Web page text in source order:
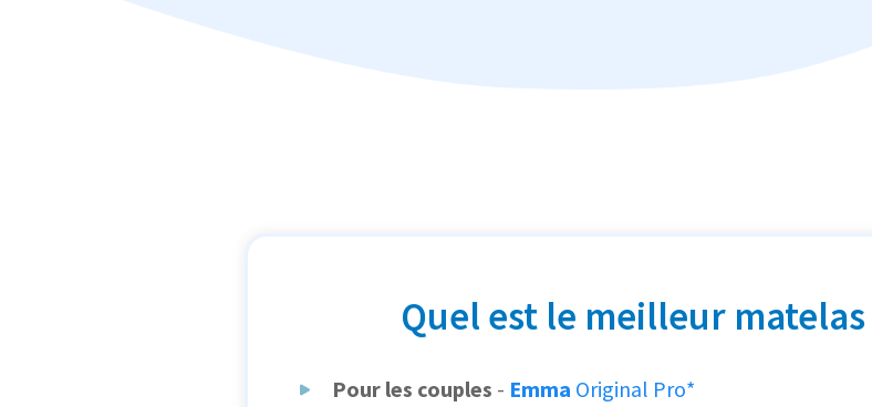
Quel est le meilleur
Pour les couples - Emma Original Pro*